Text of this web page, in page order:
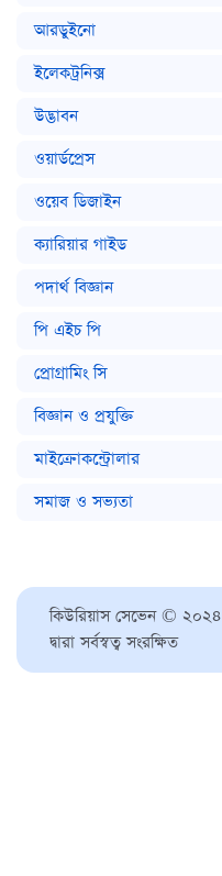
আরডুইনো
ইলেকট্রনিক্স
উদ্ভাবন
ওয়ার্ডপ্রেস
ওয়েব ডিজাইন
ক্যারিয়ার গাইড
পদার্থ বিজ্ঞান
পি এইচ পি
প্রোগ্রামিং সি
বিজ্ঞান ও প্রযুক্তি
মাইক্রোকন্ট্রোলার
সমাজ ও সভ্যতা
কিউরিয়াস সেভেন © ২০২৪
দ্বারা সর্বস্বত্ব সংরক্ষিত